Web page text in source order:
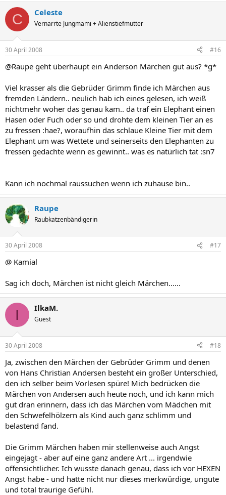
C Celeste
Vernarrte Jungmami + Alienstiefmutter
30 April 2008 #16
@Raupe geht überhaupt ein Anderson Märchen gut aus? *g*
Viel krasser als die Gebrüder Grimm finde ich Märchen aus
fremden Ländern.. neulich hab ich eines gelesen, ich weiß
nichtmehr woher das genau kam.. da traf ein Elephant einen
Hasen oder Fuch oder so und drohte dem kleinen Tier an es
zu fressen :hae?, woraufhin das schlaue Kleine Tier mit dem
Elephant um was Wettete und seinerseits den Elephanten zu
fressen gedachte wenn es gewinnt.. was es natürlich tat :sn7
Kann ich nochmal raussuchen wenn ich zuhause bin..
Raupe
Raubkatzenbändigerin
30 April 2008 #17
@ Kamial
Sag ich doch, Märchen ist nicht gleich Märchen......
I IlkaM.
Guest
30 April 2008 #18
Ja, zwischen den Märchen der Gebrüder Grimm und denen
von Hans Christian Andersen besteht ein großer Unterschied,
den ich selber beim Vorlesen spüre! Mich bedrücken die
Märchen von Andersen auch heute noch, und ich kann mich
gut dran erinnern, dass ich das Märchen vom Mädchen mit
den Schwefelhölzern als Kind auch ganz schlimm und
belastend fand.
Die Grimm Märchen haben mir stellenweise auch Angst
eingejagt - aber auf eine ganz andere Art ... irgendwie
offensichtlicher. Ich wusste danach genau, dass ich vor HEXEN
Angst habe - und hatte nicht nur dieses merkwürdige, ungute
und total traurige Gefühl.